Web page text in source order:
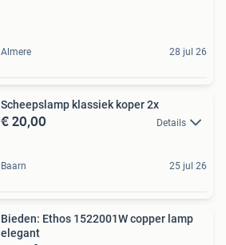
Almere 28 jul 26
Scheepslamp klassiek koper 2x
€ 20,00 Details
Baarn 25 jul 26
Bieden: Ethos 1522001W copper lamp
elegant